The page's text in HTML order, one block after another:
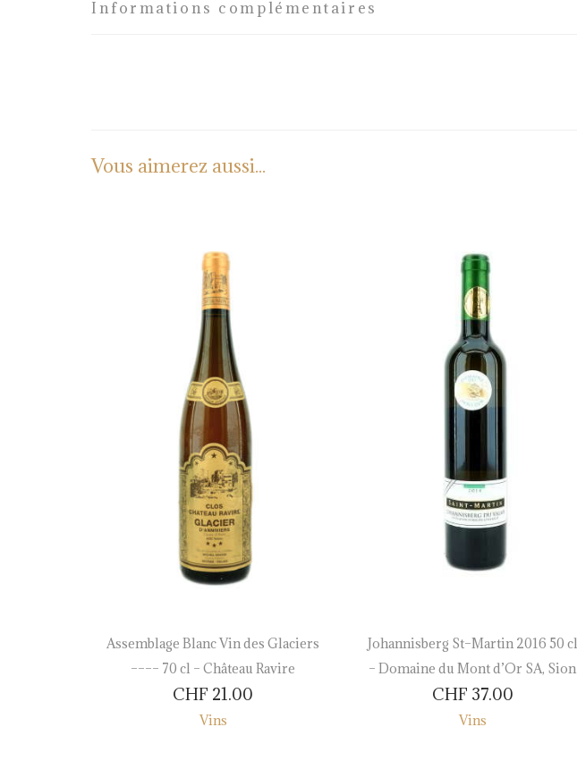
Informations complémentaires
Vous aimerez aussi...
Assemblage Blanc Vin des Glaciers
–––– 70 cl – Château Ravire
CHF 21.00
Vins
Johannisberg St–Martin 2016 50 cl
– Domaine du Mont d’Or SA, Sion
CHF 37.00
Vins